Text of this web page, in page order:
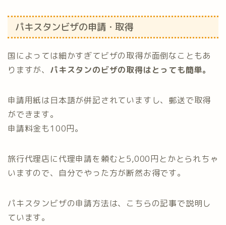
パキスタンビザの申請・取得
国によっては細かすぎてビザの取得が面倒なこともあ
りますが、 パキスタンのビザの取得はとっても簡単。
申請用紙は日本語が併記されていますし、郵送で取得
ができます。
申請料金も100円。
旅行代理店に代理申請を頼むと5,000円とかとられちゃ
いますので、自分でやった方が断然お得です。
パキスタンビザの申請方法は、こちらの記事で説明し
ています。